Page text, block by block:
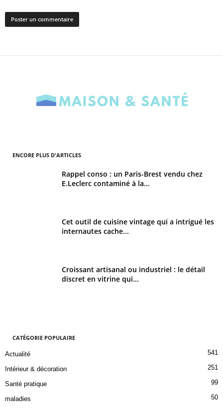
ENCORE PLUS D'ARTICLES
Rappel conso : un Paris-Brest vendu chez
E.Leclerc contaminé à la...
Cet outil de cuisine vintage qui a intrigué les
internautes cache...
Croissant artisanal ou industriel : le détail
discret en vitrine qui...
CATÉGORIE POPULAIRE
Actualité 541
Intérieur & décoration 251
Santé pratique 99
maladies 50